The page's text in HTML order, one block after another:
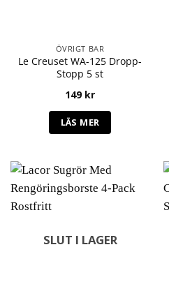
ÖVRIGT BAR
Le Creuset WA-125 Dropp-
Stopp 5 st
149 kr
LÄS MER
SLUT I LAGER